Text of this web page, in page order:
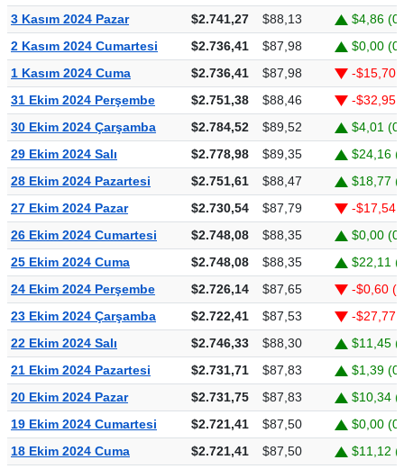
3 Kasım 2024 Pazar
$2.741,27 $88,13
$4,86
2 Kasım 2024 Cumartesi
$2.736,41 $87,98
$0,00
1 Kasım 2024 Cuma
$2.736,41 $87,98
-$15,70
31 Ekim 2024 Perşembe
$2.751,38 $88,46
-$32,95
30 Ekim 2024 Çarşamba
$2.784,52 $89,52
$4,01
29 Ekim 2024 Salı
$2.778,98 $89,35
$24,16
28 Ekim 2024 Pazartesi
$2.751,61 $88,47
$18,77
27 Ekim 2024 Pazar
$2.730,54 $87,79
-$17,54
26 Ekim 2024 Cumartesi
$2.748,08 $88,35
$0,00
25 Ekim 2024 Cuma
$2.748,08 $88,35
$22,11
24 Ekim 2024 Perşembe
$2.726,14 $87,65
-$0,60 (-
23 Ekim 2024 Çarşamba
$2.722,41 $87,53
-$27,77
22 Ekim 2024 Salı
$2.746,33 $88,30
$11,45
21 Ekim 2024 Pazartesi
$2.731,71 $87,83
$1,39
20 Ekim 2024 Pazar
$2.731,75 $87,83
$10,34
19 Ekim 2024 Cumartesi
$2.721,41 $87,50
$0,00
18 Ekim 2024 Cuma
$2.721,41 $87,50 $11,12